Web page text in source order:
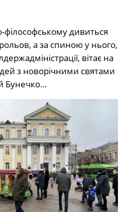
філософському дивиться
а за спиною у нього,
вітає на
з новорічними святами
Бунечко…